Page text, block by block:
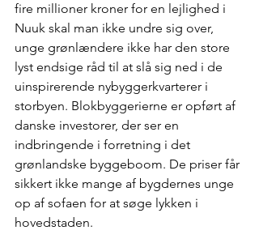
fire millioner kroner for en lejlighed i
Nuuk skal man ikke undre sig over,
unge grønlændere ikke har den store
lyst endsige råd til at slå sig ned i de
uinspirerende nybyggerkvarterer i
storbyen. Blokbyggerierne er opført af
danske investorer, der ser en
indbringende i forretning i det
grønlandske byggeboom. De priser får
sikkert ikke mange af bygdernes unge
op af sofaen for at søge lykken i
hovedstaden.